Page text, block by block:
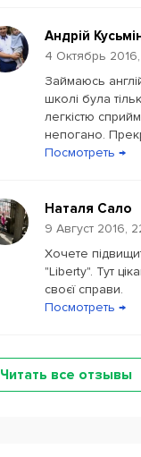
Андрій
4 Октябрь 2016,
Займаюсь
школі була
легкістю
непогано.
Посмотреть →
Наталя Сало
9 Август 2016,
Хочете
"Liberty". Тут
своєї справи.
Посмотреть →
Читать все отзывы